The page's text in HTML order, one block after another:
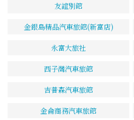
友誼別館
金銀島精品汽車旅館(新富店)
永富大旅社
西子灣汽車旅館
吉普森汽車旅館
金侖商務汽車旅館